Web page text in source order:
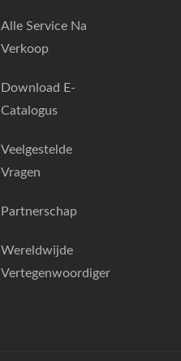
Alle Service Na
Verkoop
Download E-
Catalogus
Veelgestelde
Vragen
Partnerschap
Wereldwijde
Vertegenwoordiger